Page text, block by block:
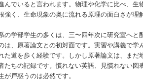
んでいると言われます。物理や化学に比べ、生
強く、生命現象の奥に流れる原理の面白さが理
の学部学生の多くは、三〜四年次に研究室へと
は、原著論文との初対面です。実習や講義で学
た道を歩く経験です。しかし原著論文は、まだ
たちの記録です。慣れない英語、見慣れない図
が戸惑うのは必然です。